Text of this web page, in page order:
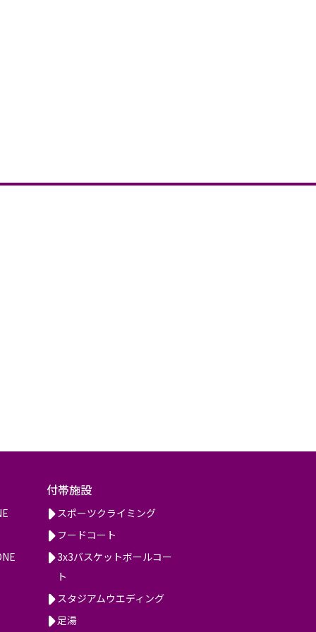
付帯施設
スポーツクライミング
フードコート
3x3バスケットボールコー
ト
スタジアムウエディング
足湯